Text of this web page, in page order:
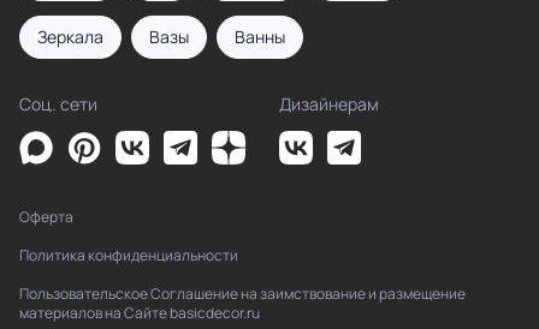
Зеркала Вазы Ванны
Соц. сети Дизайнерам
Оферта
Политика конфиденциальности
Пользовательское Соглашение на заимствование и размещение
материалов на Сайте basicdecor.ru